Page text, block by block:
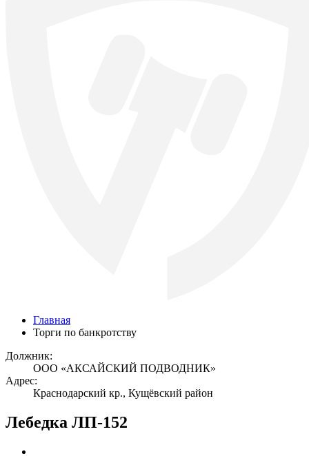
Главная
Торги по банкротству
Должник:
ООО «АКСАЙСКИЙ ПОДВОДНИК»
Адрес:
Краснодарский кр., Кущёвский район
Лебедка ЛП-152